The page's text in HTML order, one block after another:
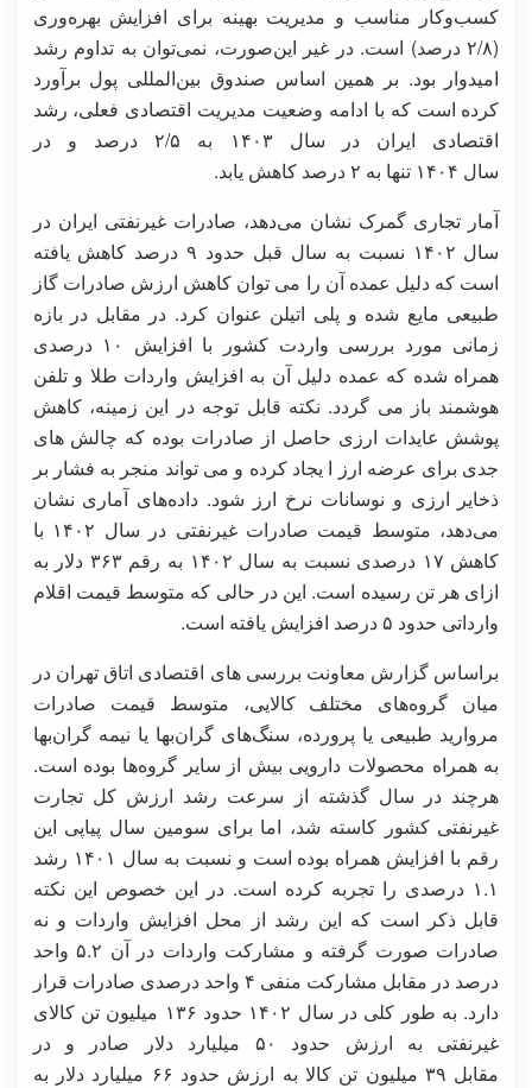
کسب‌وکار مناسب و مدیریت بهینه برای افزایش بهره‌وری
(۲/۸ درصد) است. در غیر این‌صورت، نمی‌توان به تداوم رشد
امیدوار بود. بر همین اساس صندوق بین‌المللی پول برآورد
کرده است که با ادامه وضعیت مدیریت اقتصادی فعلی، رشد
اقتصادی ایران در سال ۱۴۰۳ به ۲/۵ درصد و در
سال ۱۴۰۴ تنها به ۲ درصد کاهش یابد.
آمار تجاری گمرک نشان می‌دهد، صادرات غیرنفتی ایران در
سال ۱۴۰۲ نسبت به سال قبل حدود ۹ درصد کاهش یافته
است که دلیل عمده آن را می توان کاهش ارزش صادرات گاز
طبیعی مایع شده و پلی اتیلن عنوان کرد. در مقابل در بازه
زمانی مورد بررسی واردت کشور با افزایش ۱۰ درصدی
همراه شده که عمده دلیل آن به افزایش واردات طلا و تلفن
هوشمند باز می گردد. نکته قابل توجه در این زمینه، کاهش
پوشش عایدات ارزی حاصل از صادرات بوده که چالش های
جدی برای عرضه ارز ا یجاد کرده و می تواند منجر به فشار بر
ذخایر ارزی و نوسانات نرخ ارز شود. داده‌های آماری نشان
می‌دهد، متوسط قیمت صادرات غیرنفتی در سال ۱۴۰۲ با
کاهش ۱۷ درصدی نسبت به سال ۱۴۰۲ به رقم ۳۶۳ دلار به
ازای هر تن رسیده است. این در حالی که متوسط قیمت اقلام
وارداتی حدود ۵ درصد افزایش یافته است.
براساس گزارش معاونت بررسی های اقتصادی اتاق تهران در
میان گروه‌های مختلف کالایی‌، متوسط قیمت صادرات
مروارید طبیعی یا پرورده، سنگ‌‌های گران‌بها یا نیمه گران‌بها
به همراه محصولات دارویی بیش از سایر گروه‌ها بوده است.
هرچند در سال گذشته از سرعت رشد ارزش کل تجارت
غیرنفتی کشور کاسته شد، اما برای سومین سال پیاپی این
رقم با افزایش همراه بوده است و نسبت به سال ۱۴۰۱ رشد
۱.۱ درصدی را تجربه کرده است. در این خصوص این نکته
قابل ذکر است که این رشد از محل افزایش واردات و نه
صادرات صورت گرفته و مشارکت واردات در آن ۵.۲ واحد
درصد در مقابل مشارکت منفی ۴ واحد درصدی صادرات قرار
دارد. به طور کلی در سال ۱۴۰۲ حدود ۱۳۶ میلیون تن کالای
غیرنفتی به ارزش حدود ۵۰ میلیارد دلار صادر و در
مقابل ۳۹ میلیون تن کالا به ارزش حدود ۶۶ میلیارد دلار به